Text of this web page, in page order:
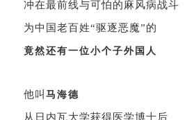
冲在最前线与可怕的麻风病战斗
为中国老百姓“驱逐恶魔”的
竟然还有一位小个子外国 人
他叫 马海德
从日内瓦大学获得医学博士后